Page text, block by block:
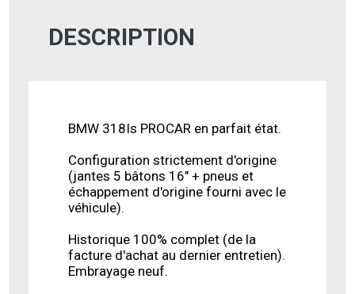
DESCRIPTION
BMW 318Is PROCAR en parfait état.
Configuration strictement d'origine
(jantes 5 bâtons 16" + pneus et
échappement d'origine fourni avec le
véhicule).
Historique 100% complet (de la
facture d'achat au dernier entretien).
Embrayage neuf.